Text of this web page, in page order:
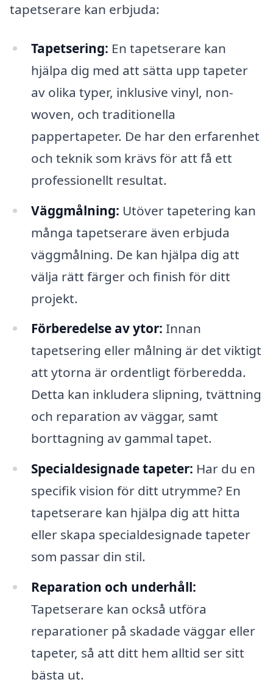
tapetserare kan erbjuda:
Tapetsering: En tapetserare kan
hjälpa dig med att sätta upp tapeter
av olika typer, inklusive vinyl, non-
woven, och traditionella
pappertapeter. De har den erfarenhet
och teknik som krävs för att få ett
professionellt resultat.
Väggmålning: Utöver tapetering kan
många tapetserare även erbjuda
väggmålning. De kan hjälpa dig att
välja rätt färger och finish för ditt
projekt.
Förberedelse av ytor: Innan
tapetsering eller målning är det viktigt
att ytorna är ordentligt förberedda.
Detta kan inkludera slipning, tvättning
och reparation av väggar, samt
borttagning av gammal tapet.
Specialdesignade tapeter: Har du en
specifik vision för ditt utrymme? En
tapetserare kan hjälpa dig att hitta
eller skapa specialdesignade tapeter
som passar din stil.
Reparation och underhåll:
Tapetserare kan också utföra
reparationer på skadade väggar eller
tapeter, så att ditt hem alltid ser sitt
bästa ut.